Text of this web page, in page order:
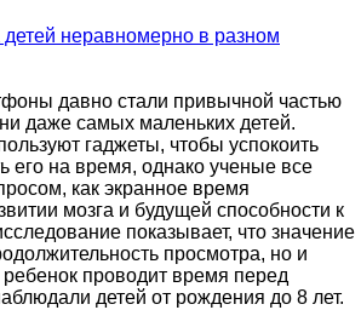
неравномерно в разном
давно стали привычной частью
даже самых маленьких детей.
гаджеты, чтобы успокоить
его на время, однако ученые все
как экранное время
мозга и будущей способности к
показывает, что значение
просмотра, но и
ребенок проводит время перед
детей от рождения до 8 лет.